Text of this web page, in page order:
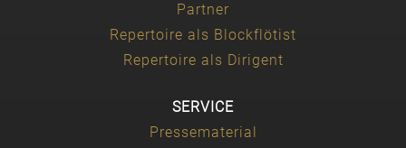
Partner
Repertoire als Blockflötist
Repertoire als Dirigent
SERVICE
Pressematerial